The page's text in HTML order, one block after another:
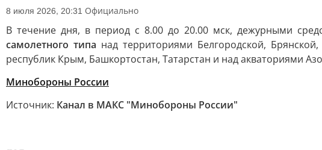
8 июля 2026, 20:31 Официально
В течение дня, в период с 8.00 до 20.00 мск, дежурными
самолетного типа над территориями Белгородской,
республик Крым, Башкортостан, Татарстан и над акваториями
Минобороны России
Источник: Канал в МАКС "Минобороны России"